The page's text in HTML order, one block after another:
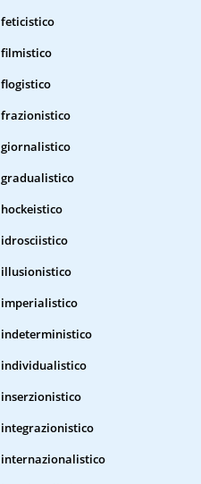
feticistico
filmistico
flogistico
frazionistico
giornalistico
gradualistico
hockeistico
idrosciistico
illusionistico
imperialistico
indeterministico
individualistico
inserzionistico
integrazionistico
internazionalistico